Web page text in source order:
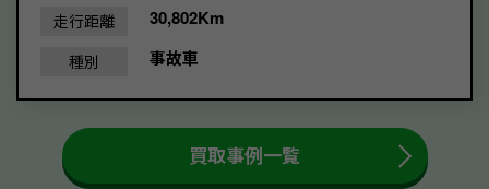
走行距離 30,802Km
種別 事故車
買取事例一覧